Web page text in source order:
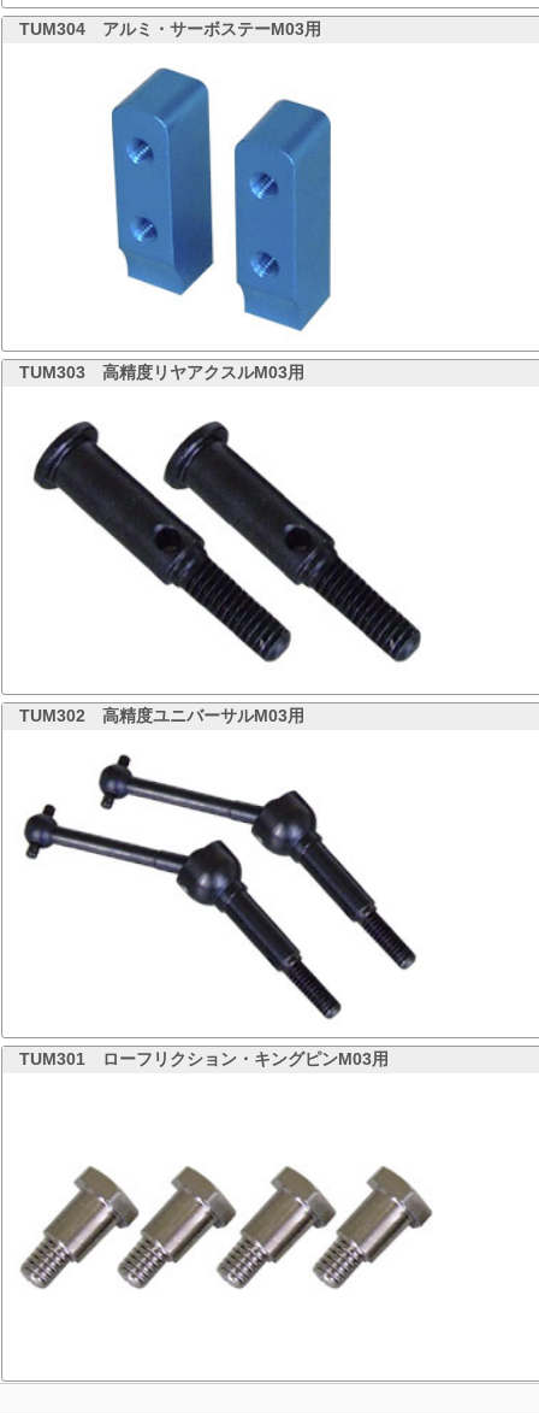
TUM304 アルミ・サーボステーM03用
TUM303 高精度リヤアクスルM03用
TUM302 高精度ユニバーサルM03用
TUM301 ローフリクション・キングピンM03用